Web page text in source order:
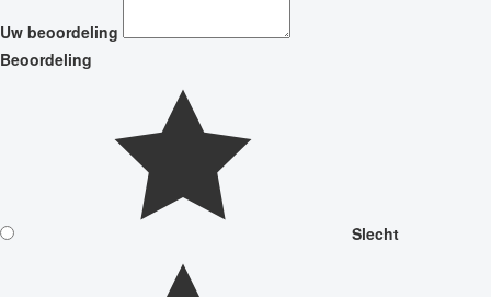
Uw beoordeling
Beoordeling
Slecht